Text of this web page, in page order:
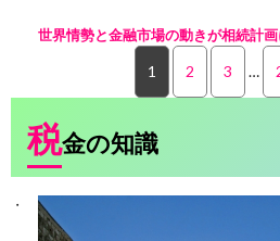
世界情勢と金融市場の動きが相続計
1 2 3 …
税金の知識